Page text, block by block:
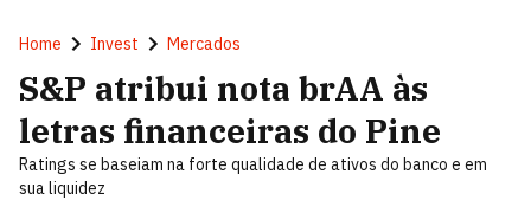
Home Invest Mercados
S&P atribui nota brAA às
letras financeiras do Pine
Ratings se baseiam na forte qualidade de ativos do banco e em
sua liquidez